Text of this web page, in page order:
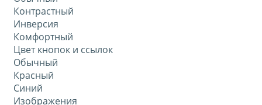
Контрастный
Инверсия
Комфортный
Цвет кнопок и ссылок
Обычный
Красный
Синий
Изображения